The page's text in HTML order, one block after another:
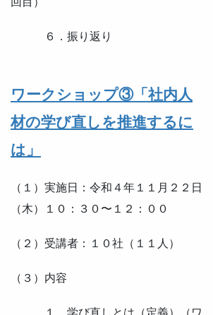
６．振り返り
ワークショップ③「社内人
材の学び直しを推進するに
は」
（１）実施日：令和４年１１月２２日
（木）１０：３０〜１２：００
（２）受講者：１０社（１１人）
（３）内容